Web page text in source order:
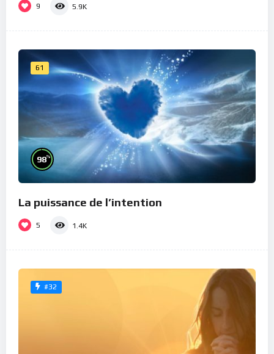
9 5.9K
61
98%
La puissance de l’intention
5 1.4K
#32